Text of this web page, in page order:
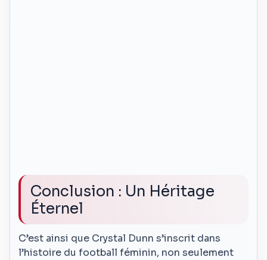
Conclusion : Un Héritage
Éternel
C’est ainsi que Crystal Dunn s’inscrit dans
l’histoire du football féminin, non seulement